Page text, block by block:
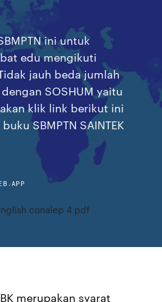
ini untuk
edu mengikuti
jauh beda jumlah
SOSHUM yaitu
klik link berikut ini
SBMPTN SAINTEK
conalep 4 pdf
merupakan syarat